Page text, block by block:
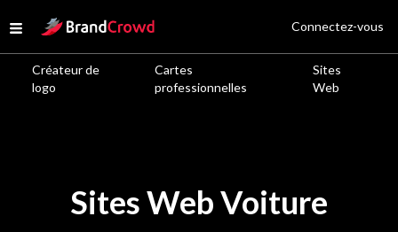
Open menu
Site Logo
Créateur de
logo
Cartes
professionnelles
Sites
Web
Connectez-vous
Sites Web Voiture